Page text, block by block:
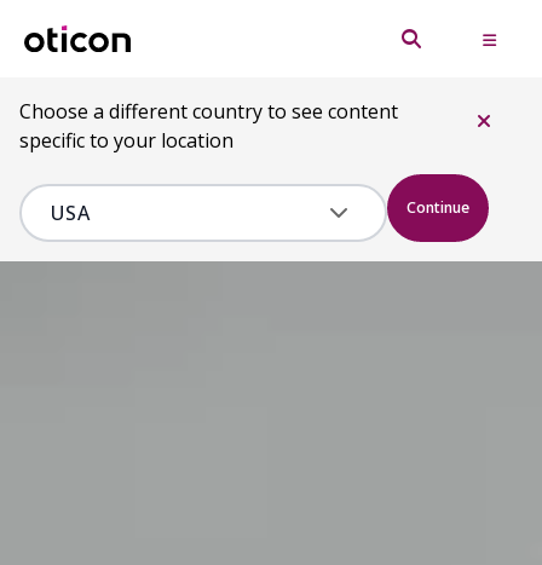
Choose a different country to see content
specific to your location
Continue